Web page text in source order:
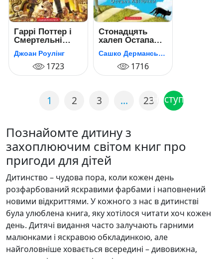
Гаррі Поттер i
Смертельні
реліквії
Джоан Роулінг
1723
Стонадцять
халеп Остапа
Квіточки
Сашко Дерманський
1716
1 2 3 … 23Наступна
Познайомте дитину з
захоплюючим світом книг про
пригоди для дітей
Дитинство – чудова пора, коли кожен день
розфарбований яскравими фарбами і наповнений
новими відкриттями. У кожного з нас в дитинстві
була улюблена книга, яку хотілося читати хоч кожен
день. Дитячі видання часто залучають гарними
малюнками і яскравою обкладинкою, але
найголовніше ховається всередині – дивовижна,